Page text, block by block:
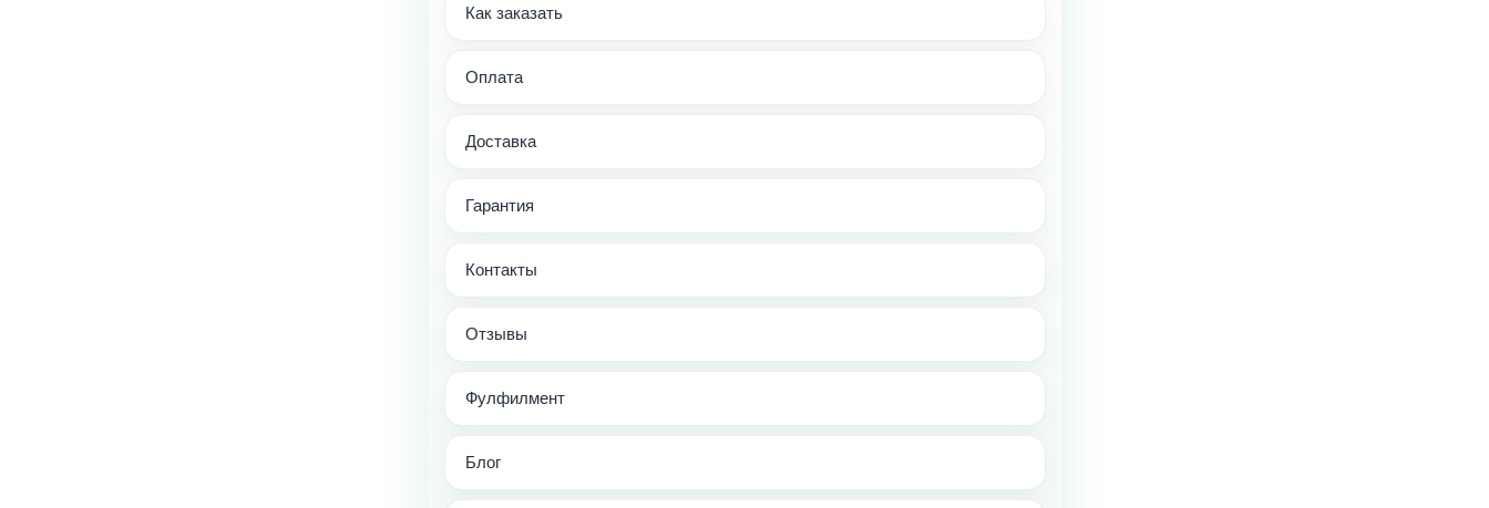
Как заказать
Оплата
Доставка
Гарантия
Контакты
Отзывы
Фулфилмент
Блог